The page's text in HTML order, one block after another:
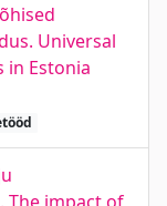
Universal
in Estonia